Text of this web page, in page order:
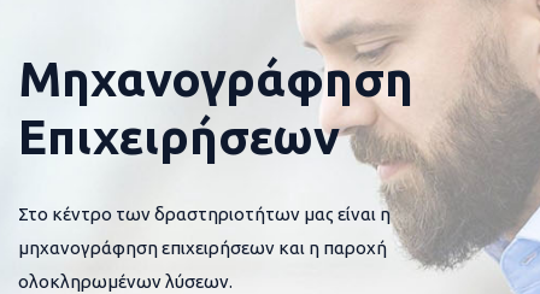
Μηχανογράφηση
Επιχειρήσεων
Στο κέντρο των δραστηριοτήτων μας είναι η
μηχανογράφηση επιχειρήσεων και η παροχή
ολοκληρωμένων λύσεων.